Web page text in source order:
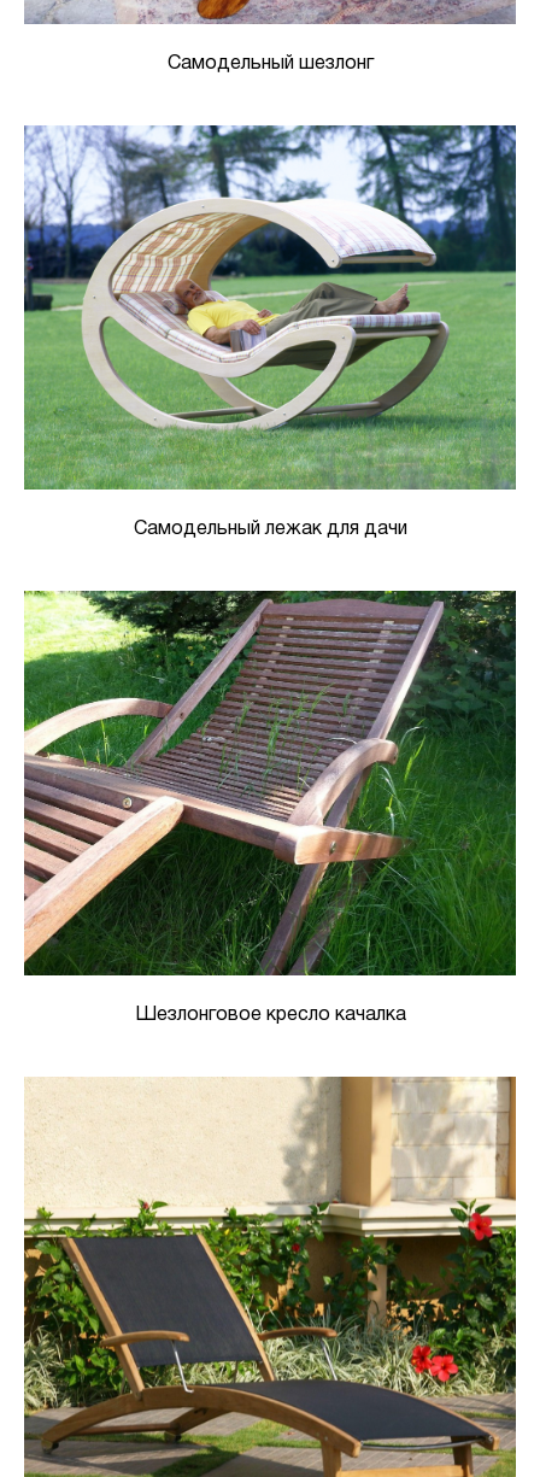
Самодельный шезлонг
Самодельный лежак для дачи
Шезлонговое кресло качалка